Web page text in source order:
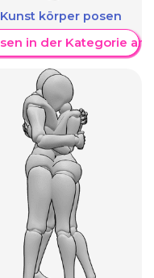
Kunst körper posen
in der Kategorie